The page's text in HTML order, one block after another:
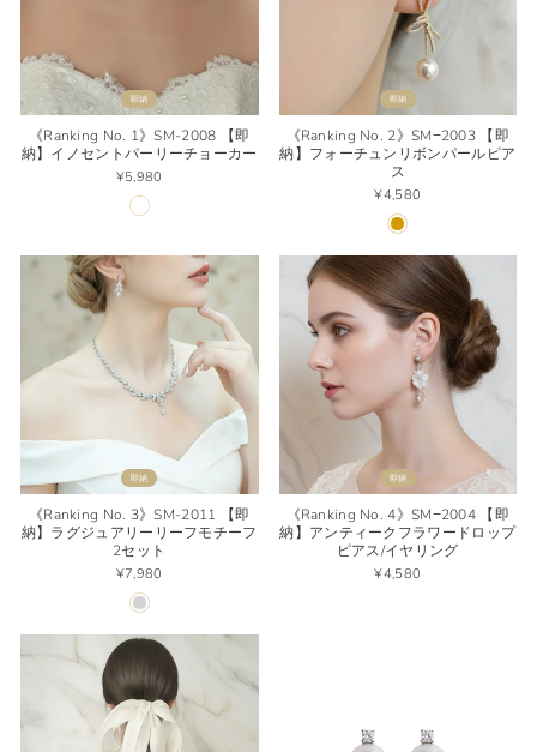
即納
《Ranking No. 1》SM-2008 【即
納】イノセントパーリーチョーカー
¥5,980
即納
《Ranking No. 2》SM−2003 【即
納】フォーチュンリボンパールピア
ス
¥4,580
即納
《Ranking No. 3》SM-2011 【即
納】ラグジュアリーリーフモチーフ
2セット
¥7,980
即納
《Ranking No. 4》SM−2004 【即
納】アンティークフラワードロップ
ピアス/イヤリング
¥4,580